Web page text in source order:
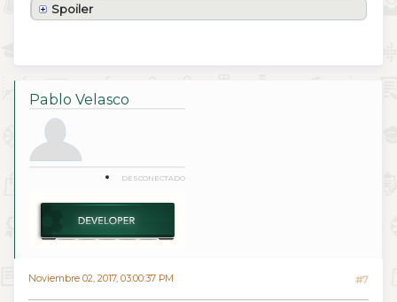
Spoiler
Pablo Velasco
DESCONECTADO
Noviembre 02, 2017, 03:00:37 PM #7